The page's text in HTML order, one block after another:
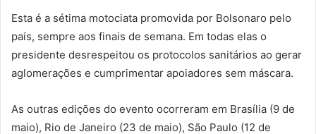
Esta é a sétima motociata promovida por Bolsonaro pelo
país, sempre aos finais de semana. Em todas elas o
presidente desrespeitou os protocolos sanitários ao gerar
aglomerações e cumprimentar apoiadores sem máscara.
As outras edições do evento ocorreram em Brasília (9 de
maio), Rio de Janeiro (23 de maio), São Paulo (12 de